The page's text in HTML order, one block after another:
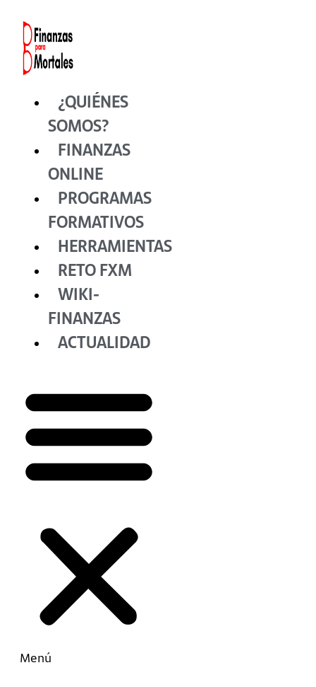
contenido
¿QUIÉNES
SOMOS?
FINANZAS
ONLINE
PROGRAMAS
FORMATIVOS
HERRAMIENTAS
RETO FXM
WIKI-
FINANZAS
ACTUALIDAD
Menú